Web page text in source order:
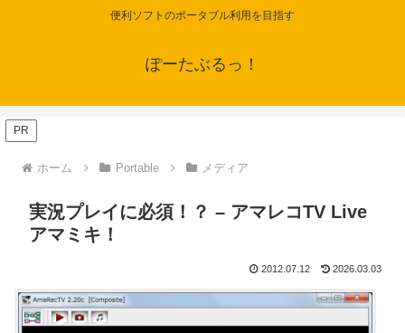
便利ソフトのポータブル利用を目指す
ぽーたぶるっ！
PR
ホーム Portable メディア
実況プレイに必須！？ – アマレコTV Live
アマミキ！
2012.07.12 2026.03.03